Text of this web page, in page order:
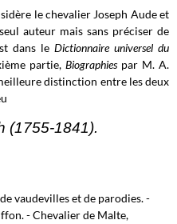
le chevalier Joseph Aude et
auteur mais sans préciser de
dans le Dictionnaire universel du
partie,Biographies par M. A.
distinction entre les deux
(1755-1841).
vaudevilles et de parodies. -
- Chevalier de Malte,